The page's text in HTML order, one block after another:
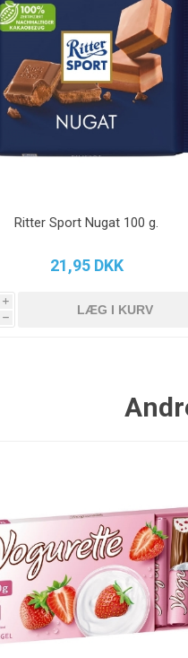
Ritter Sport Nugat 100 g.
21,95 DKK
i
h